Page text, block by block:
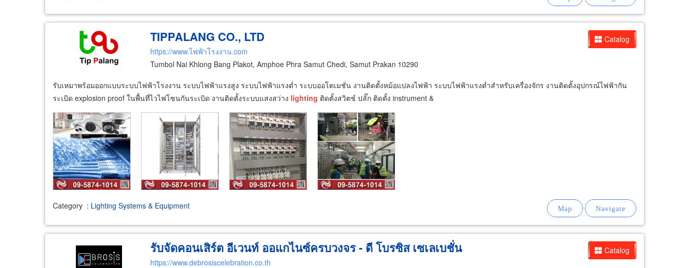
Catalog
TIPPALANG CO., LTD
https://www.ไฟฟ้าโรงงาน.com
Tumbol Nai Khlong Bang Plakot, Amphoe Phra Samut Chedi, Samut Prakan 10290
รับเหมาพร้อมออกแบบระบบไฟฟ้าโรงงาน ระบบไฟฟ้าแรงสูง ระบบไฟฟ้าแรงต่ำ ระบบออโตเมชั่น งานติดตั้งหม้อแปลงไฟฟ้า ระบบไฟฟ้าแรงต่ำสำหรับเครื่องจักร งานติดตั้งอุปกรณ์ไฟฟ้ากัน
ระเบิด explosion proof ในพื้นที่ไวไฟโซนกันระเบิด งานติดตั้งระบบแสงสว่าง lighting ติดตั้งสวิตช์ ปลั๊ก ติดตั้ง instrument &
Category : Lighting Systems & Equipment
Catalog
รับจัดคอนเสิร์ต อีเวนท์ ออแกไนซ์ครบวงจร - ดี โบรซิส เซเลเบชั่น
https://www.debrosiscelebration.co.th